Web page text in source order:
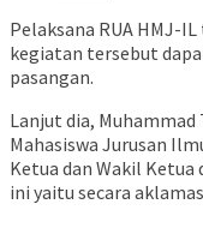
Pelaksana RUA HMJ-
kegiatan tersebut
pasangan.
Lanjut dia, Muhammad
Mahasiswa Jurusan
Ketua dan Wakil Ketua
ini yaitu secara